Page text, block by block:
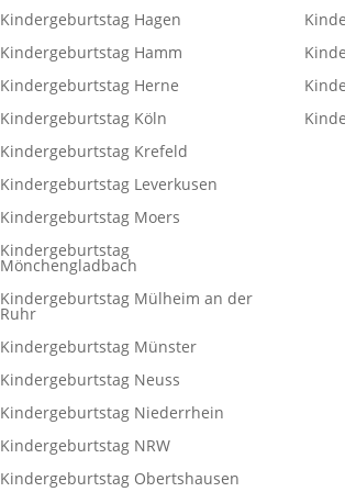
Kindergeburtstag Hagen
Kindergeburtstag Hamm
Kindergeburtstag Herne
Kindergeburtstag Köln
Kindergeburtstag Krefeld
Kindergeburtstag Leverkusen
Kindergeburtstag Moers
Kindergeburtstag
Mönchengladbach
Kindergeburtstag Mülheim an der
Ruhr
Kindergeburtstag Münster
Kindergeburtstag Neuss
Kindergeburtstag Niederrhein
Kindergeburtstag NRW
Kindergeburtstag Obertshausen